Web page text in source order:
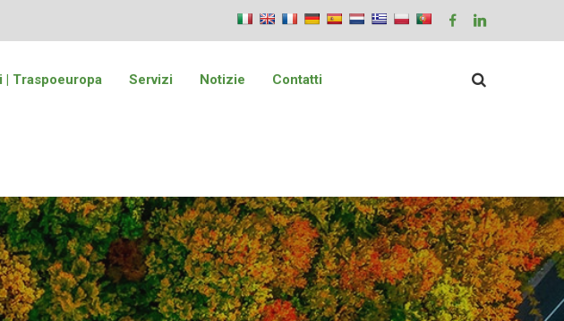
| Traspoeuropa Servizi Notizie Contatti